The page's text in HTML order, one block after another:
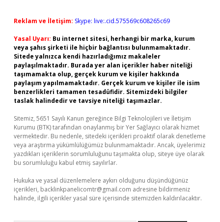
Reklam ve İletişim: Skype: live:.cid.575569c608265c69
Yasal Uyarı: Bu internet sitesi, herhangi bir marka, kurum
veya şahıs şirketi ile hiçbir bağlantısı bulunmamaktadır.
Sitede yalnızca kendi hazırladığımız makaleler
paylaşılmaktadır. Burada yer alan içerikler haber niteliği
taşımamakta olup, gerçek kurum ve kişiler hakkında
paylaşım yapılmamaktadır. Gerçek kurum ve kişiler ile isim
benzerlikleri tamamen tesadüfidir. Sitemizdeki bilgiler
taslak halindedir ve tavsiye niteliği taşımazlar.
Sitemiz, 5651 Sayılı Kanun gereğince Bilgi Teknolojileri ve İletişim
Kurumu (BTK) tarafından onaylanmış bir Yer Sağlayıcı olarak hizmet
vermektedir. Bu nedenle, sitedeki içerikleri proaktif olarak denetleme
veya araştırma yükümlülüğümüz bulunmamaktadır. Ancak, üyelerimiz
yazdıkları içeriklerin sorumluluğunu taşımakta olup, siteye üye olarak
bu sorumluluğu kabul etmiş sayılırlar.
Hukuka ve yasal düzenlemelere aykırı olduğunu düşündüğünüz
içerikleri, backlinkpanelicomtr@gmail.com adresine bildirmeniz
halinde, ilgili içerikler yasal süre içerisinde sitemizden kaldırılacaktır.